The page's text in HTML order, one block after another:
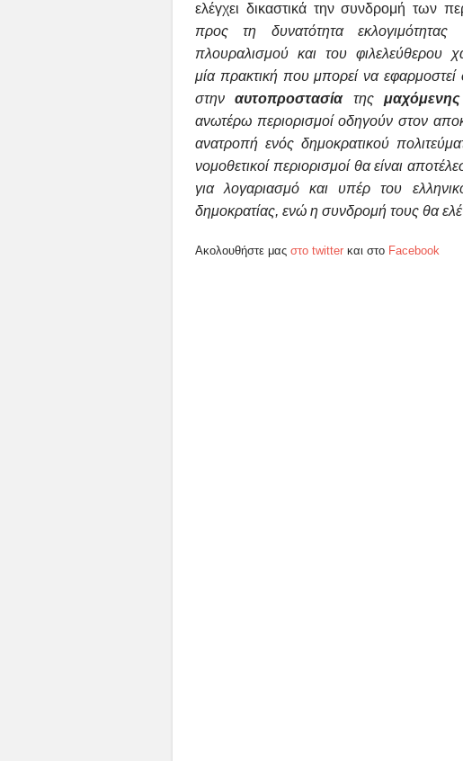
ελέγχει δικαστικά την συνδρομή των
προς τη δυνατότητα
πλουραλισμού και του φιλελεύθερου
μία πρακτική που μπορεί να
στηναυτοπροστασίατης
ανωτέρω περιορισμοί οδηγούν στον
ανατροπή ενός δημοκρατικού
νομοθετικοί περιορισμοί θα είναι
για λογαριασμό καιυπέρ του
δημοκρατίας, ενώ η συνδρομή τους θα
Ακολουθήστε μας στο twitter και στο Facebook